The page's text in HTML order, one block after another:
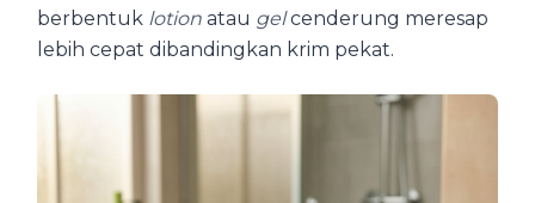
berbentuk lotion atau gelcenderung meresap
lebih cepat dibandingkan krim pekat.